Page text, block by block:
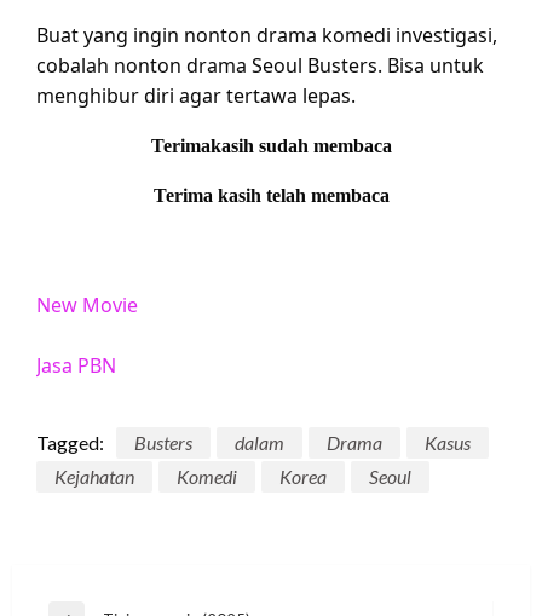
Buat yang ingin nonton drama komedi investigasi,
cobalah nonton drama Seoul Busters. Bisa untuk
menghibur diri agar tertawa lepas.
Terimakasih sudah membaca
Terima kasih telah membaca
New Movie
Jasa PBN
Tagged: Busters dalam Drama
Kasus
Kejahatan
Komedi Korea Seoul